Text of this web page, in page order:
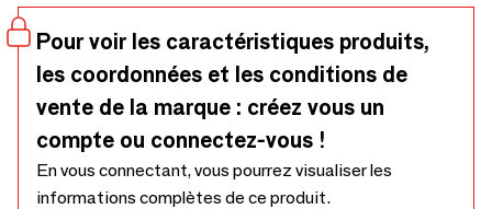
Pour voir les caractéristiques produits,
les coordonnées et les conditions de
vente de la marque : créez vous un
compte ou connectez-vous !
En vous connectant, vous pourrez visualiser les
informations complètes de ce produit.